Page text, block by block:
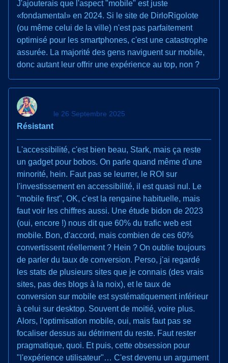
J'ajouterais que l'aspect "mobile" est juste
«fondamental» en 2024. Si le site de DirloRigolote
(ou même celui de la ville) n'est pas parfaitement
optimisé pour les smartphones, c'est une catastrophe
assurée. La majorité des gens naviguent sur mobile,
donc autant leur offrir une expérience au top, non ?
Résistant
le 26 Septembre 2025
L'accessibilité, c'est bien beau, Stark, mais ça reste
un gadget pour bobos. On parle quand même d'une
minorité, hein. Faut pas se leurrer, le ROI sur
l'investissement en accessibilité, il est quasi nul. Le
"mobile first", OK, c'est la rengaine habituelle, mais
faut voir les chiffres aussi. Une étude bidon de 2023
(oui, encore !) nous dit que 60% du trafic web est
mobile. Bon, d'accord, mais combien de ces 60%
convertissent réellement ? Hein ? On oublie toujours
de parler du taux de conversion. Perso, j'ai regardé
les stats de plusieurs sites que je connais (des vrais
sites, pas des blogs à la noix), et le taux de
conversion sur mobile est systématiquement inférieur
à celui sur desktop. Souvent de moitié, voire plus.
Alors, l'optimisation mobile, oui, mais faut pas se
focaliser dessus au détriment du reste. Faut rester
pragmatique, quoi. Et puis, cette obsession pour
"l'expérience utilisateur"… C'est devenu un argument